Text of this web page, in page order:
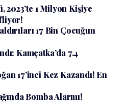
2023’te 1 Milyon Kişiye
17 Bin Çocuğun
Kamçatka’da 7.4
17’inci Kez Kazandı! En
Bomba Alarmı!